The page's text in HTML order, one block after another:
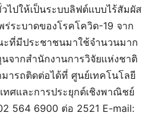
ไปให้เป็นระบบลิฟต์แบบไร้สัมผัส
ร่ระบาดของโรคโควิด-19 จาก
ที่มีประชาชนมาใช้จำนวนมาก
ากสำนักงานการวิจัยเเห่งชาติ
ารถติดต่อได้ที่ ศูนย์เทคโนโลยี
ทศและการประยุกต์เชิงพาณิชย์
564 6900 ต่อ 2521 E-mail: